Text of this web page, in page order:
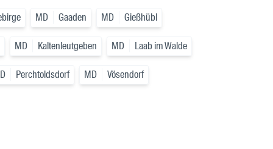
MD Gaaden MD Gießhübl
MD Kaltenleutgeben MD Laab im Walde
Perchtoldsdorf MD Vösendorf